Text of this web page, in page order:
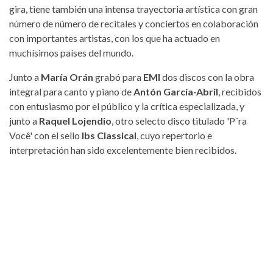
gira, tiene también una intensa trayectoria artística con gran
número de número de recitales y conciertos en colaboración
con importantes artistas, con los que ha actuado en
muchísimos países del mundo.
Junto a María Orán grabó para EMI dos discos con la obra
integral para canto y piano deAntón García-Abril, recibidos
con entusiasmo por el público y la crítica especializada, y
junto a Raquel Lojendio, otro selecto disco titulado 'P´ra
Você' con el sello Ibs Classical, cuyo repertorio e
interpretación han sido excelentemente bien recibidos.